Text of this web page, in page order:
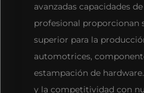
avanzadas capacidades
profesional proporcionan
superior para la
automotrices,
estampación de
y la competitividad con